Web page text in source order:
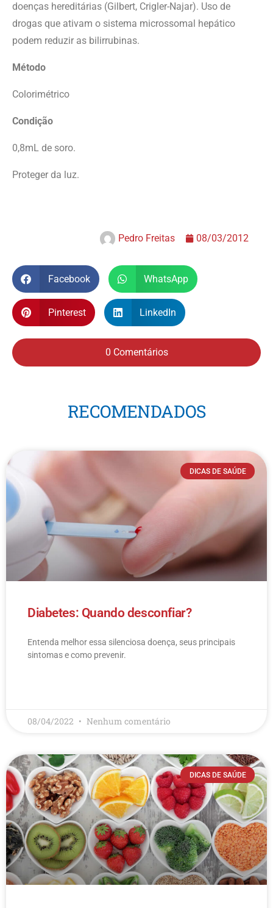
doenças hereditárias (Gilbert, Crigler-Najar). Uso de
drogas que ativam o sistema microssomal hepático
podem reduzir as bilirrubinas.
Método
Colorimétrico
Condição
0,8mL de soro.
Proteger da luz.
Pedro Freitas 08/03/2012
Facebook WhatsApp
Pinterest LinkedIn
0 Comentários
RECOMENDADOS
DICAS DE SAÚDE
Diabetes: Quando desconfiar?
Entenda melhor essa silenciosa doença, seus principais
sintomas e como prevenir.
08/04/2022 Nenhum comentário
DICAS DE SAÚDE